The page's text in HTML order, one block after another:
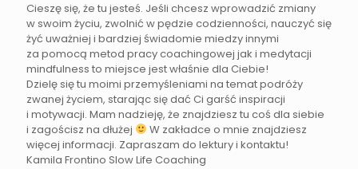
Cieszę się, że tu jesteś. Jeśli chcesz wprowadzić zmiany
w swoim życiu, zwolnić w pędzie codzienności, nauczyć się
żyć uważniej i bardziej świadomie miedzy innymi
za pomocą metod pracy coachingowej jak i medytacji
mindfulness to miejsce jest właśnie dla Ciebie!
Dzielę się tu moimi przemyśleniami na temat podróży
zwanej życiem, starając się dać Ci garść inspiracji
i motywacji. Mam nadzieję, że znajdziesz tu coś dla siebie
i zagościsz na dłużej
W zakładce o mnie znajdziesz
więcej informacji. Zapraszam do lektury i kontaktu!
Kamila Frontino Slow Life Coaching